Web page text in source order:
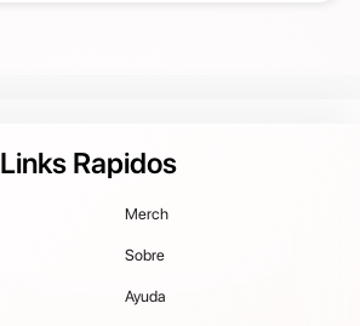
Links Rapidos
Merch
Sobre
Ayuda